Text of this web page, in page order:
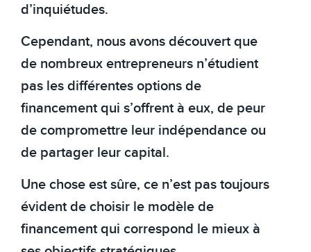
d’inquiétudes.
Cependant, nous avons découvert que
de nombreux entrepreneurs n’étudient
pas les différentes options de
financement qui s’offrent à eux, de peur
de compromettre leur indépendance ou
de partager leur capital.
Une chose est sûre, ce n’est pas toujours
évident de choisir le modèle de
financement qui correspond le mieux à